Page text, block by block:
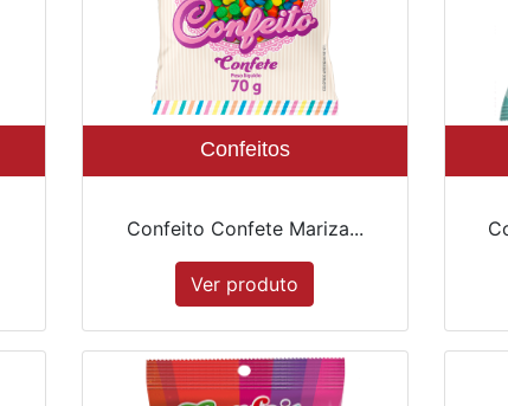
Confeitos
Confeito Confete Mariza...
Ver produto